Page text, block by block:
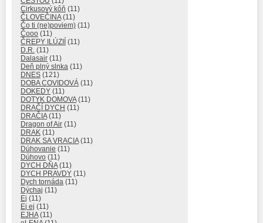
Cirkusový kôň (11)
ČLOVEČINA(11)
Čo ti (ne)poviem) (11)
Čooo (11)
ČREPY ILÚZIÍ
(11)
D.R. (11)
Dalasair (11)
Deň plný slnka (11)
DNES (121)
DOBA COVIDOVÁ (11)
DOKEDY (11)
DOTYK DOMOVA(11)
DRAČÍ DYCH (11)
DRAČIA(11)
Dragon of Air (11)
DRAK (11)
DRAK SA VRACIA(11)
Dúhovanie (11)
Dúhovo (11)
DYCH DŇA(11)
DYCH PRAVDY (11)
Dych tornáda (11)
Dýchaj (11)
Ej (11)
Ej ej (11)
EJHA(11)